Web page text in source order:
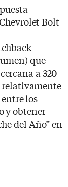
Bolt
que
a 320
relativamente
los
y obtener
del Año” en